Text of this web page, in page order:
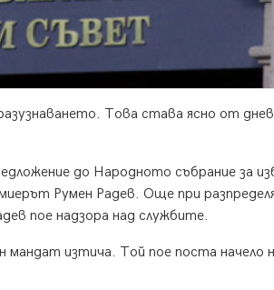
Това става ясно от
до Народното събрание за
Румен Радев. Още при
пое надзора над службите.
изтича. Той пое поста начело